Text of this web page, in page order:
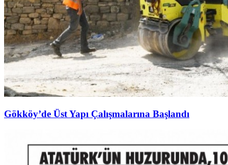
Gökköy’de Üst Yapı Çalışmalarına Başlandı